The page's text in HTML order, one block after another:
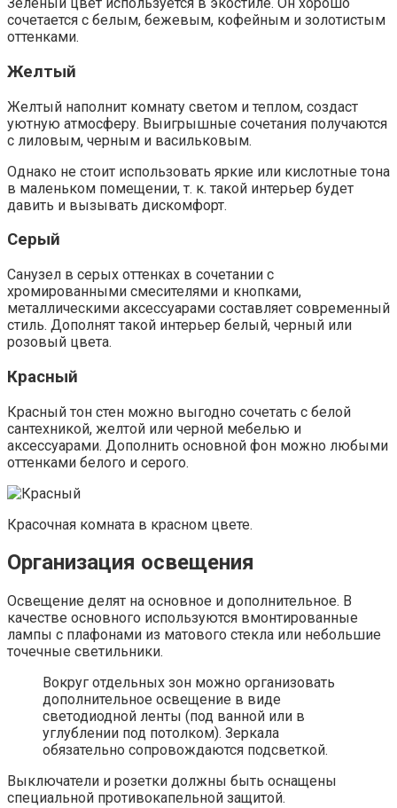
сочетается с белым, бежевым, кофейным и золотистым
оттенками.
Желтый
Желтый наполнит комнату светом и теплом, создаст
уютную атмосферу. Выигрышные сочетания получаются
с лиловым, черным и васильковым.
Однако не стоит использовать яркие или кислотные тона
в маленьком помещении, т. к. такой интерьер будет
давить и вызывать дискомфорт.
Серый
Санузел в серых оттенках в сочетании с
хромированными смесителями и кнопками,
металлическими аксессуарами составляет современный
стиль. Дополнят такой интерьер белый, черный или
розовый цвета.
Красный
Красный тон стен можно выгодно сочетать с белой
сантехникой, желтой или черной мебелью и
аксессуарами. Дополнить основной фон можно любыми
оттенками белого и серого.
Красочная комната в красном цвете.
Организация освещения
Освещение делят на основное и дополнительное. В
качестве основного используются вмонтированные
лампы с плафонами из матового стекла или небольшие
точечные светильники.
Вокруг отдельных зон можно организовать
дополнительное освещение в виде
светодиодной ленты (под ванной или в
углублении под потолком). Зеркала
обязательно сопровождаются подсветкой.
Выключатели и розетки должны быть оснащены
специальной противокапельной защитой.